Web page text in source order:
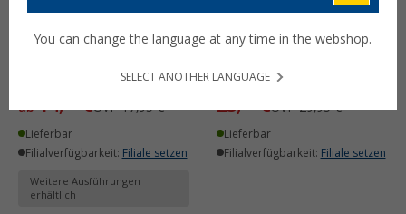
Origin Outdoors Reise-
ab14, €UVP17,95 €
Lieferbar
Filialverfügbarkeit: Filiale setzen
Weitere Ausführungen
erhältlich
Origin Outdoors
23, €UVP29,95 €
Lieferbar
Filialverfügbarkeit: Filiale setzen
You can change the language at any time in the webshop.
SELECT ANOTHER LANGUAGE